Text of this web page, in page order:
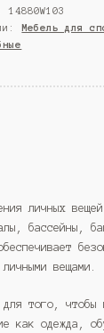
14880W103
Мебель для
личных
бассейны,
вещами.
того, чтобы
как одежда,